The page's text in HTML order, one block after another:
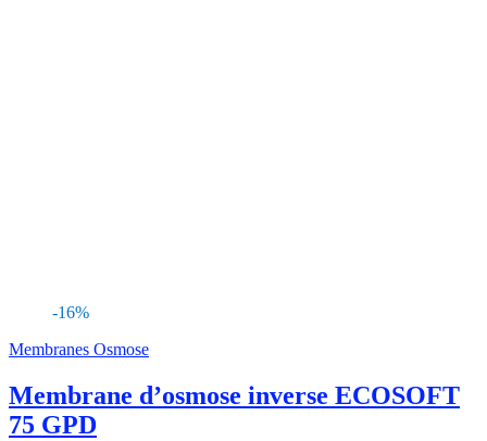
-16%
Membranes Osmose
Membrane d’osmose inverse ECOSOFT
75 GPD